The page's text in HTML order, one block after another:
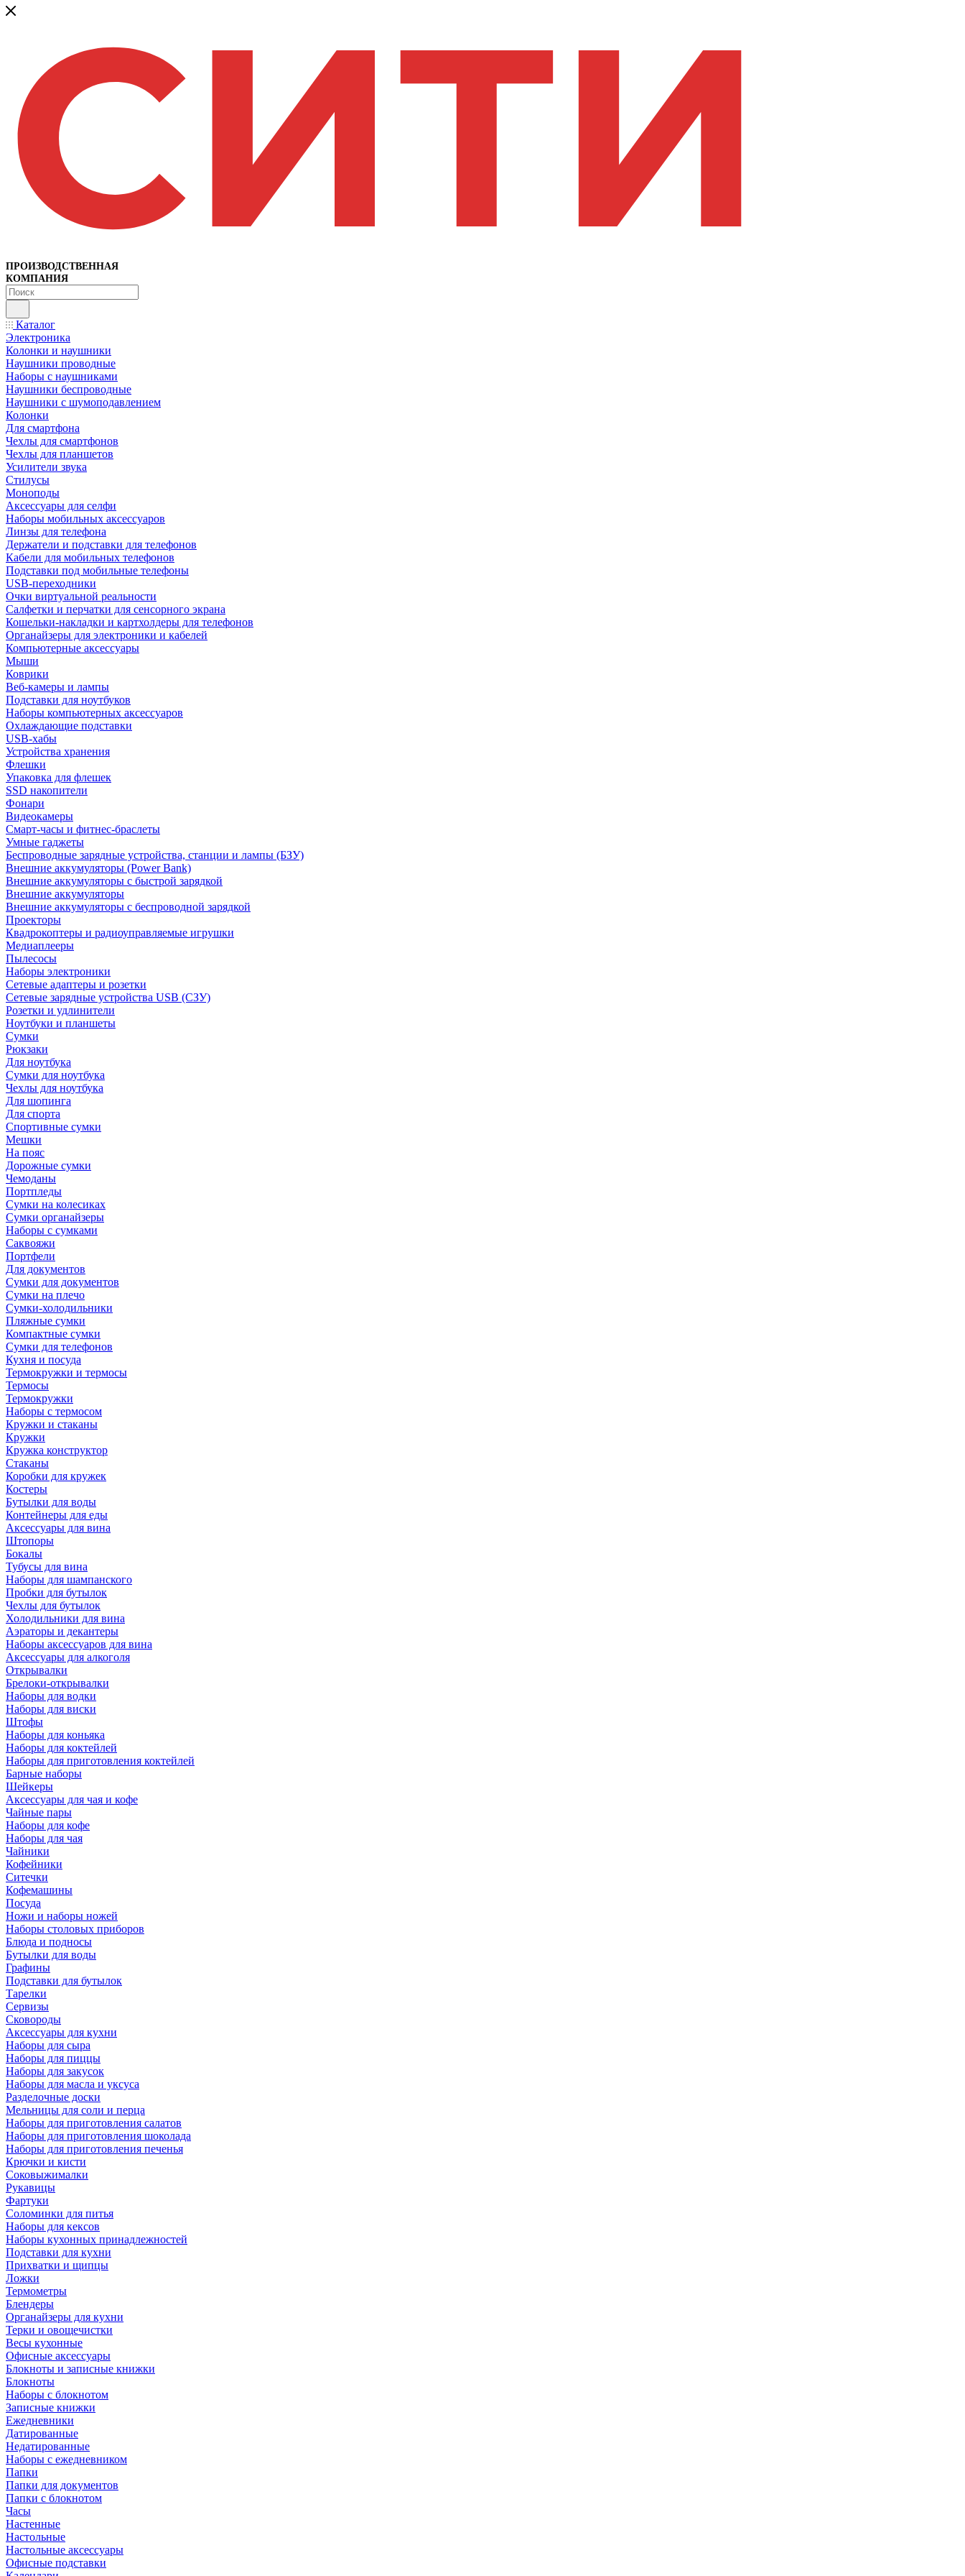
ПРОИЗВОДСТВЕННАЯ
КОМПАНИЯ
Каталог
Электроника
Колонки и наушники
Наушники проводные
Наборы с наушниками
Наушники беспроводные
Наушники с шумоподавлением
Колонки
Для смартфона
Чехлы для смартфонов
Чехлы для планшетов
Усилители звука
Стилусы
Моноподы
Аксессуары для селфи
Наборы мобильных аксессуаров
Линзы для телефона
Держатели и подставки для телефонов
Кабели для мобильных телефонов
Подставки под мобильные телефоны
USB-переходники
Очки виртуальной реальности
Салфетки и перчатки для сенсорного экрана
Кошельки-накладки и картхолдеры для телефонов
Органайзеры для электроники и кабелей
Компьютерные аксессуары
Мыши
Коврики
Веб-камеры и лампы
Подставки для ноутбуков
Наборы компьютерных аксессуаров
Охлаждающие подставки
USB-хабы
Устройства хранения
Флешки
Упаковка для флешек
SSD накопители
Фонари
Видеокамеры
Смарт-часы и фитнес-браслеты
Умные гаджеты
Беспроводные зарядные устройства, станции и лампы (БЗУ)
Внешние аккумуляторы (Power Bank)
Внешние аккумуляторы с быстрой зарядкой
Внешние аккумуляторы
Внешние аккумуляторы с беспроводной зарядкой
Проекторы
Квадрокоптеры и радиоуправляемые игрушки
Медиаплееры
Пылесосы
Наборы электроники
Сетевые адаптеры и розетки
Сетевые зарядные устройства USB (СЗУ)
Розетки и удлинители
Ноутбуки и планшеты
Сумки
Рюкзаки
Для ноутбука
Сумки для ноутбука
Чехлы для ноутбука
Для шопинга
Для спорта
Спортивные сумки
Мешки
На пояс
Дорожные сумки
Чемоданы
Портпледы
Сумки на колесиках
Сумки органайзеры
Наборы с сумками
Саквояжи
Портфели
Для документов
Сумки для документов
Сумки на плечо
Сумки-холодильники
Пляжные сумки
Компактные сумки
Сумки для телефонов
Кухня и посуда
Термокружки и термосы
Термосы
Термокружки
Наборы с термосом
Кружки и стаканы
Кружки
Кружка конструктор
Стаканы
Коробки для кружек
Костеры
Бутылки для воды
Контейнеры для еды
Аксессуары для вина
Штопоры
Бокалы
Тубусы для вина
Наборы для шампанского
Пробки для бутылок
Чехлы для бутылок
Холодильники для вина
Аэраторы и декантеры
Наборы аксессуаров для вина
Аксессуары для алкоголя
Открывалки
Брелоки-открывалки
Наборы для водки
Наборы для виски
Штофы
Наборы для коньяка
Наборы для коктейлей
Наборы для приготовления коктейлей
Барные наборы
Шейкеры
Аксессуары для чая и кофе
Чайные пары
Наборы для кофе
Наборы для чая
Чайники
Кофейники
Ситечки
Кофемашины
Посуда
Ножи и наборы ножей
Наборы столовых приборов
Блюда и подносы
Бутылки для воды
Графины
Подставки для бутылок
Тарелки
Сервизы
Сковороды
Аксессуары для кухни
Наборы для сыра
Наборы для пиццы
Наборы для закусок
Наборы для масла и уксуса
Разделочные доски
Мельницы для соли и перца
Наборы для приготовления салатов
Наборы для приготовления шоколада
Наборы для приготовления печенья
Крючки и кисти
Соковыжималки
Рукавицы
Фартуки
Соломинки для питья
Наборы для кексов
Наборы кухонных принадлежностей
Подставки для кухни
Прихватки и щипцы
Ложки
Термометры
Блендеры
Органайзеры для кухни
Терки и овощечистки
Весы кухонные
Офисные аксессуары
Блокноты и записные книжки
Блокноты
Наборы с блокнотом
Записные книжки
Ежедневники
Датированные
Недатированные
Наборы с ежедневником
Папки
Папки для документов
Папки с блокнотом
Часы
Настенные
Настольные
Настольные аксессуары
Офисные подставки